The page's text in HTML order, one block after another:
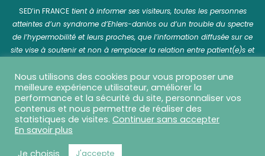
SED’in FRANCEtient à informer ses visiteurs, toutes les personnes
atteintes d’un syndrome d’Ehlers-danlos ou d’un trouble du spectre
de l’hypermobilité et leurs proches, que l’information diffusée sur ce
site vise à soutenir et non à remplacer la relation entre patient(e)s et
SED in France © 2026 Tous droits réservés - Réalisation
Capture Communication
CGV
-Politique de confidentialité
Nous utilisons des cookies pour vous proposer une
meilleure expérience utilisateur, améliorer la
performance et la sécurité du site, personnaliser vos
contenus et nous permettre de réaliser des
statistiques de visites. Continuer sans accepter
En savoir plus
Je choisis
J'accepte